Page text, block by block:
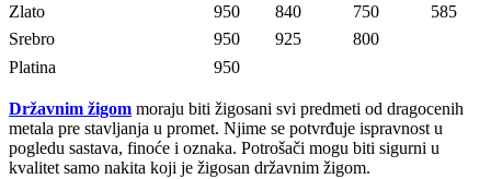
Zlato
950 840 750
585
Srebro
950 925
800
Platina
950
Državnim žigom moraju biti žigosani svi predmeti od dragocenih
metala pre stavljanja u promet. Njime se potvrđuje ispravnost u
pogledu sastava, finoće i oznaka. Potrošači mogu biti sigurni u
kvalitet samo nakita koji je žigosan državnim žigom.